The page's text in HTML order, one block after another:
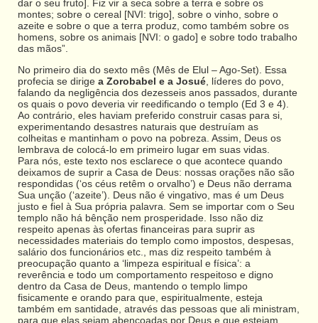
dar o seu fruto]. Fiz vir a seca sobre a terra e sobre os
montes; sobre o cereal [NVI: trigo], sobre o vinho, sobre o
azeite e sobre o que a terra produz, como também sobre os
homens, sobre os animais [NVI: o gado] e sobre todo trabalho
das mãos”.
No primeiro dia do sexto mês (Mês de Elul – Ago-Set). Essa
profecia se dirige a Zorobabel e a Josué, líderes do povo,
falando da negligência dos dezesseis anos passados, durante
os quais o povo deveria vir reedificando o templo (Ed 3 e 4).
Ao contrário, eles haviam preferido construir casas para si,
experimentando desastres naturais que destruíam as
colheitas e mantinham o povo na pobreza. Assim, Deus os
lembrava de colocá-lo em primeiro lugar em suas vidas.
Para nós, este texto nos esclarece o que acontece quando
deixamos de suprir a Casa de Deus: nossas orações não são
respondidas (‘os céus retêm o orvalho’) e Deus não derrama
Sua unção (‘azeite’). Deus não é vingativo, mas é um Deus
justo e fiel à Sua própria palavra. Sem se importar com o Seu
templo não há bênção nem prosperidade. Isso não diz
respeito apenas às ofertas financeiras para suprir as
necessidades materiais do templo como impostos, despesas,
salário dos funcionários etc., mas diz respeito também à
preocupação quanto a ‘limpeza espiritual e física’: a
reverência e todo um comportamento respeitoso e digno
dentro da Casa de Deus, mantendo o templo limpo
fisicamente e orando para que, espiritualmente, esteja
também em santidade, através das pessoas que ali ministram,
para que elas sejam abençoadas por Deus e que estejam